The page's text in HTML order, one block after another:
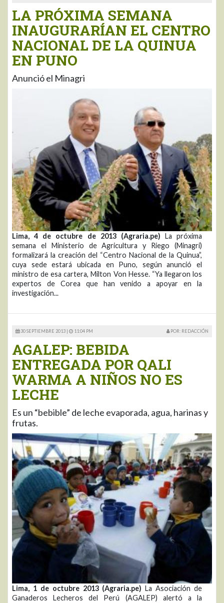
LA PRÓXIMA SEMANA
INAUGURARÍAN EL CENTRO
NACIONAL DE LA QUINUA
EN PUNO
Anunció el Minagri
Lima, 4 de octubre de 2013 (Agraria.pe) La próxima
semana el Ministerio de Agricultura y Riego (Minagri)
formalizará la creación del “Centro Nacional de la Quinua”,
cuya sede estará ubicada en Puno, según anunció el
ministro de esa cartera, Milton Von Hesse. “Ya llegaron los
expertos de Corea que han venido a apoyar en la
investigación...
30 SEPTIEMBRE 2013 | 11:04 PM POR: REDACCIÓN
AGALEP: BEBIDA
ENTREGADA POR QALI
WARMA A NIÑOS NO ES
LECHE
Es un “bebible” de leche evaporada, agua, harinas y
frutas.
Lima, 1 de octubre 2013 (Agraria.pe) La Asociación de
Ganaderos Lecheros del Perú (AGALEP) alertó a la